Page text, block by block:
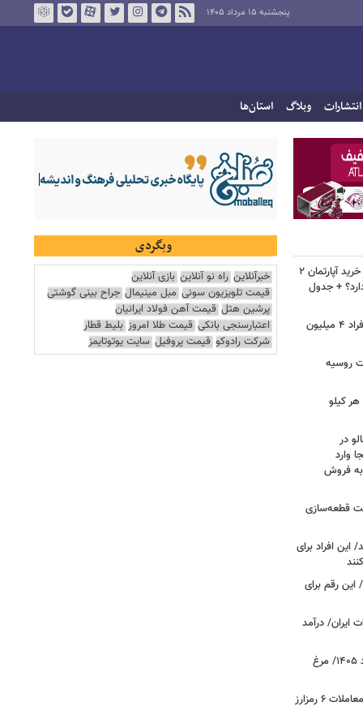
پنجشنبه ۱۵ مرداد ۱۴۰۵
انتشارات وبلاگ استان‌ها
لیست قیمت خرید مسکن در نازی‌آباد/ خرید آپارتمان ۲
+ جدول
سرپرستان خانوار بخوانند/ حساب این افراد ۴ میلیون
روسیه
کیلو
در
وارد
به فروش
قطعه‌سازی
افراد برای
این رقم برای
ایران/ درآمد
قیمت جدید گوشت مرغ امروز ۱۵ مرداد ۱۴۰۵/ مرغ
آخرین وضعیت بازار رمزارزها در جهان/ معاملات ۶ رمزارز
وبگردی
خبرآنلاین راه نو آنلاین بازی آنلاین
قیمت تلویزیون سونی مبل مینیمال جراح بینی گوشتی
پرشین هتل قیمت آهن فولاد ایرانیان
اعتبارسنجی بانکی قیمت طلا امروز بلیط قطار
شرکت رادوکو قیمت پروفیل سایت یوتوتایمز